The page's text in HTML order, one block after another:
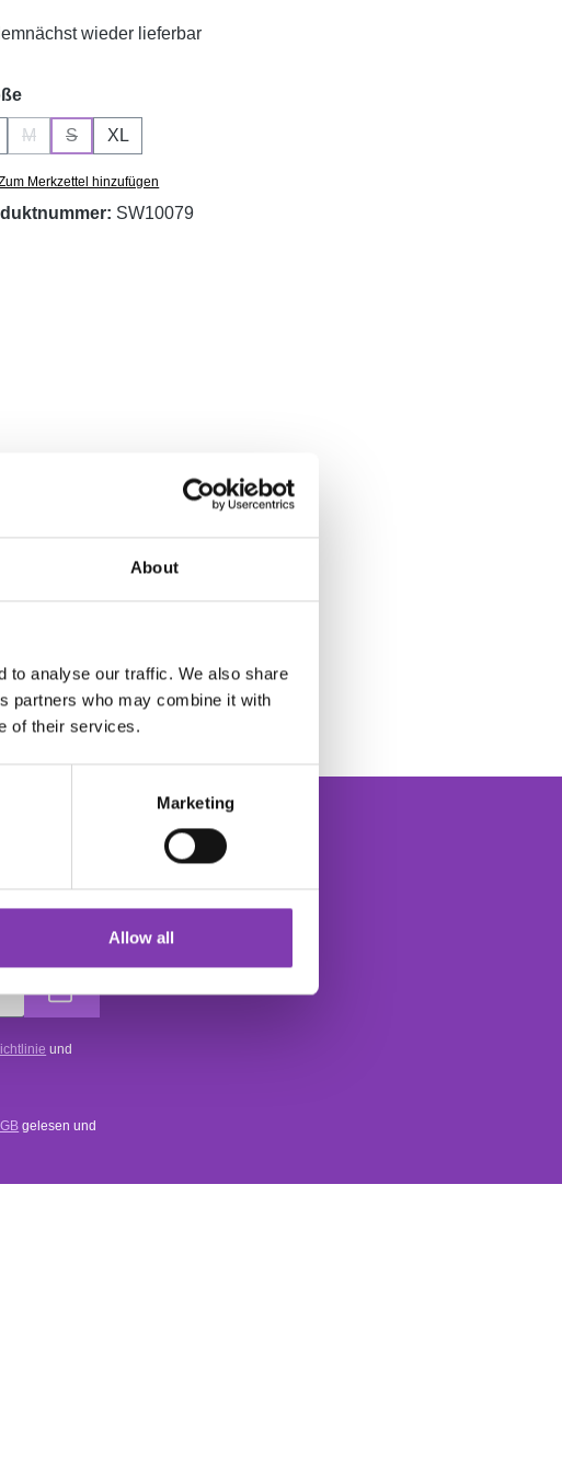
About
to analyse our traffic. We also share
partners who may combine it with
of their services.
Marketing
Allow all
wieder lieferbar
auswählen
M
(Diese Option ist zurzeit nicht verfügbar.)
S
(Diese Option ist zurzeit nicht verfügbar.)
XL
Merkzettel hinzufügen
SW10079
oder
Der Headshot Haarfarbe Newsletter
und
gelesen und